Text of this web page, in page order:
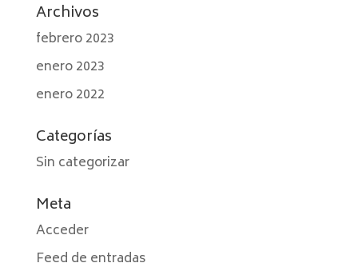
Archivos
febrero 2023
enero 2023
enero 2022
Categorías
Sin categorizar
Meta
Acceder
Feed de entradas